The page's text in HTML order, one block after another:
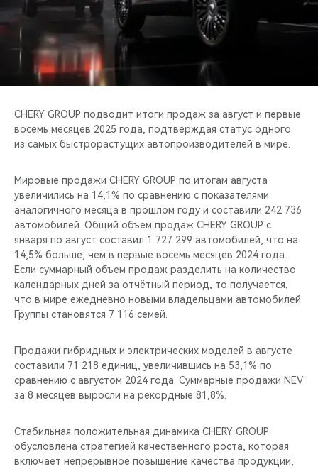
CHERY И СПОРТ
НАШИ МЕРОПРИЯТИЯ
ВИДЕООБЗОРЫ
CHERY ДЛЯ ДЕТЕЙ
CHERY GROUP подводит итоги продаж за август и первые
восемь месяцев 2025 года, подтверждая статус одного
из самых быстрорастущих автопроизводителей в мире.
Мировые продажи CHERY GROUP по итогам августа
увеличились на 14,1% по сравнению с показателями
аналогичного месяца в прошлом году и составили 242 736
автомобилей. Общий объем продаж CHERY GROUP с
января по август составил 1 727 299 автомобилей, что на
14,5% больше, чем в первые восемь месяцев 2024 года.
Если суммарный объем продаж разделить на количество
календарных дней за отчётный период, то получается,
что в мире ежедневно новыми владельцами автомобилей
Группы становятся 7 116 семей.
Продажи гибридных и электрических моделей в августе
составили 71 218 единиц, увеличившись на 53,1% по
сравнению с августом 2024 года. Суммарные продажи NEV
за 8 месяцев выросли на рекордные 81,8%.
Стабильная положительная динамика CHERY GROUP
обусловлена стратегией качественного роста, которая
включает непрерывное повышение качества продукции,